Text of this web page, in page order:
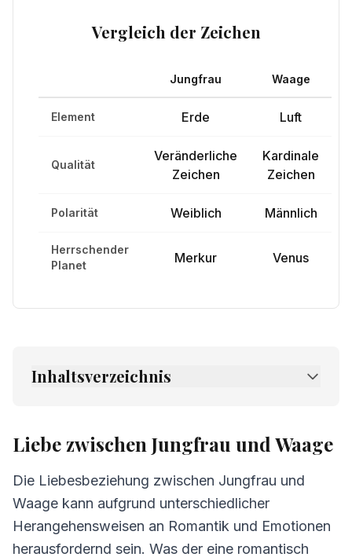
Vergleich der Zeichen
Jungfrau Waage
Element Erde Luft
Qualität
Veränderliche
Zeichen
Kardinale
Zeichen
Polarität Weiblich Männlich
Herrschender
Planet
Merkur Venus
Inhaltsverzeichnis
Waage
3. Kommunikation zwischen Jungfrau und
Waage
4. Herausforderungen in der Beziehung
Jungfrau und Waage
Liebe zwischen Jungfrau und Waage
Die Liebesbeziehung zwischen Jungfrau und
Waage kann aufgrund unterschiedlicher
Herangehensweisen an Romantik und Emotionen
herausfordernd sein. Was der eine romantisch